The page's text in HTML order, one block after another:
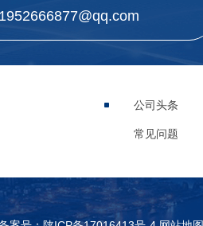
1952666877@qq.com
公司头条
常见问题